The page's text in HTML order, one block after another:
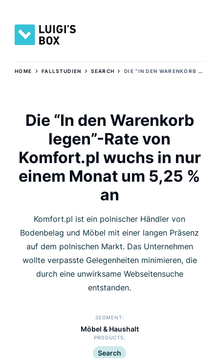
HOME ›FALLSTUDIEN ›SEARCH ›DIE “IN DEN WARENKORB LEGEN”-RATE VON KOMFORT.PL WUCHS IN NUR EINEM MONAT UM 5,25 % AN
Die “In den Warenkorb
legen”-Rate von
Komfort.pl wuchs in nur
einem Monat um 5,25 %
an
Komfort.pl ist ein polnischer Händler von
Bodenbelag und Möbel mit einer langen Präsenz
auf dem polnischen Markt. Das Unternehmen
wollte verpasste Gelegenheiten minimieren, die
durch eine unwirksame Webseitensuche
entstanden.
SEGMENT
Möbel & Haushalt
PRODUCTS
Search